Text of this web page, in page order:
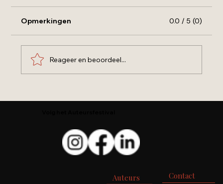
Opmerkingen 0.0 / 5 (0)
Reageer en beoordeel...
Auteurs Contact